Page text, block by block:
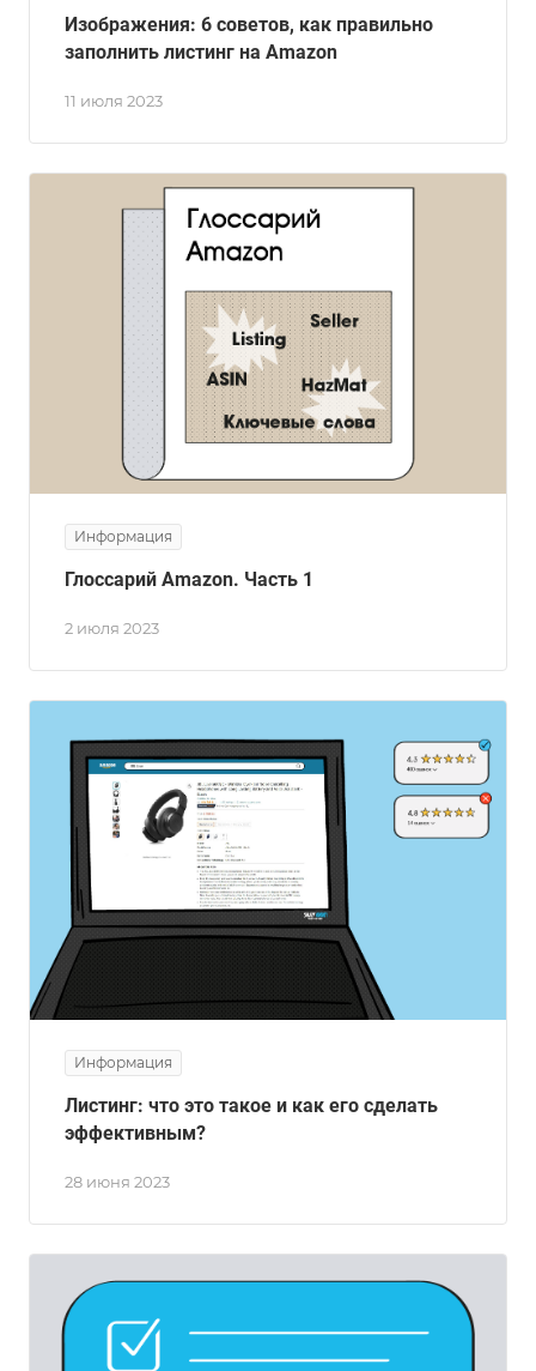
11 июля 2023
Изображения: 6 советов, как правильно
заполнить листинг на Amazon
Информация
2 июля 2023
Глоссарий Amazon. Часть 1
Информация
28 июня 2023
Листинг: что это такое и как его сделать
эффективным?